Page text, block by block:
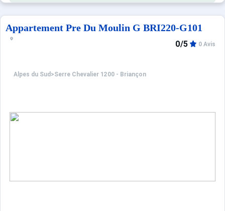
Appartement Pre Du Moulin G BRI220-G101
Alpes du Sud >Serre Chevalier 1200 - Briançon
0/5 0 Avis